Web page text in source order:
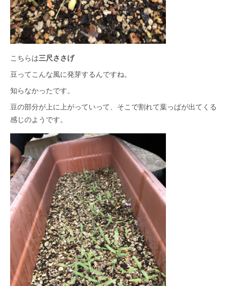
こちらは三尺ささげ
豆ってこんな風に発芽するんですね。
知らなかったです。
豆の部分が上に上がっていって、そこで割れて葉っぱが出てくる
感じのようです。